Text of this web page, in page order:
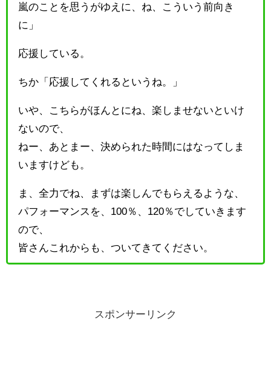
嵐のことを思うがゆえに、ね、こういう前向き
に」
応援している。
ちか「応援してくれるというね。」
いや、こちらがほんとにね、楽しませないといけ
ないので、
ねー、あとまー、決められた時間にはなってしま
いますけども。
ま、全力でね、まずは楽しんでもらえるような、
パフォーマンスを、100％、120％でしていきます
ので、
皆さんこれからも、ついてきてください。
スポンサーリンク